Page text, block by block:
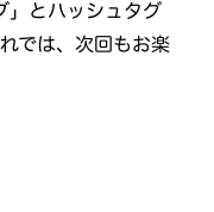
」とハッシュタグ
では、次回もお楽